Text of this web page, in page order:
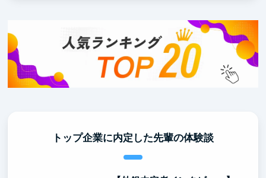
トップ企業に内定した先輩の体験談